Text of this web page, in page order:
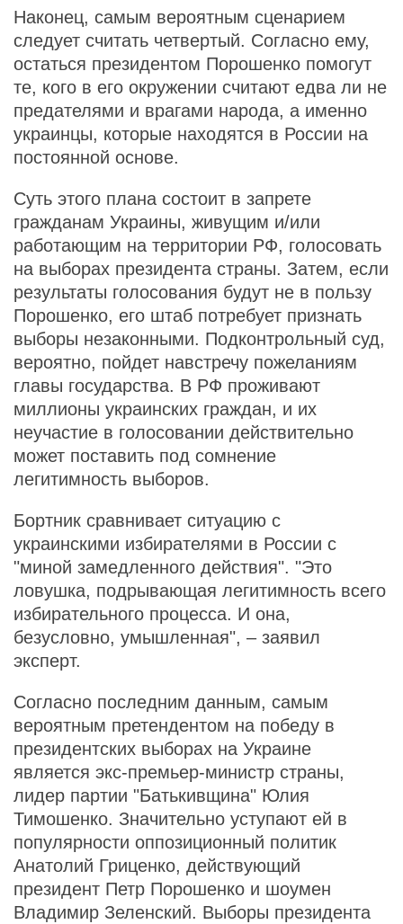
Наконец, самым вероятным сценарием
следует считать четвертый. Согласно ему,
остаться президентом Порошенко помогут
те, кого в его окружении считают едва ли не
предателями и врагами народа, а именно
украинцы, которые находятся в России на
постоянной основе.
Суть этого плана состоит в запрете
гражданам Украины, живущим и/или
работающим на территории РФ, голосовать
на выборах президента страны. Затем, если
результаты голосования будут не в пользу
Порошенко, его штаб потребует признать
выборы незаконными. Подконтрольный суд,
вероятно, пойдет навстречу пожеланиям
главы государства. В РФ проживают
миллионы украинских граждан, и их
неучастие в голосовании действительно
может поставить под сомнение
легитимность выборов.
Бортник сравнивает ситуацию с
украинскими избирателями в России с
"миной замедленного действия". "Это
ловушка, подрывающая легитимность всего
избирательного процесса. И она,
безусловно, умышленная", – заявил
эксперт.
Согласно последним данным, самым
вероятным претендентом на победу в
президентских выборах на Украине
является экс-премьер-министр страны,
лидер партии "Батькивщина" Юлия
Тимошенко. Значительно уступают ей в
популярности оппозиционный политик
Анатолий Гриценко, действующий
президент Петр Порошенко и шоумен
Владимир Зеленский. Выборы президента